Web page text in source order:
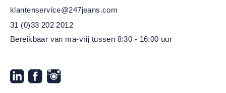
klantenservice@247jeans.com
31 (0)33 202 2012
Bereikbaar van ma-vrij tussen 8:30 - 16:00 uur